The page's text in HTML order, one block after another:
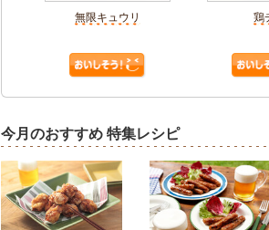
無限キュウリ 鶏
今月のおすすめ 特集レシピ